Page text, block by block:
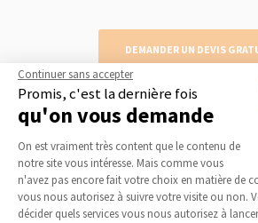
DEMANDER UN DEVIS
Nos derniers conseils
Continuer sans accepter
Promis, c'est la dernière fois
qu'on vous demande
Plateforme de Gestion
On est vraiment très content que le contenu de
notre site vous intéresse. Mais comme vous
n'avez pas encore fait votre choix en matière de
vous nous autorisez à suivre votre visite ou non.
décider quels services vous nous autorisez à
Axeptio consent